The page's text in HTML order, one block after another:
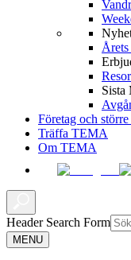
Årets
Sista
Företag och
Träffa TEMA
Om TEMA
Header Search Form
MENU